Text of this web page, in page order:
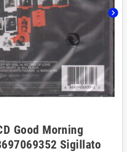
chevron_right
Good Morning
Sigillato